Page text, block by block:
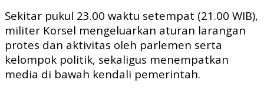
Sekitar pukul 23.00 waktu setempat (21.00 WIB),
militer Korsel mengeluarkan aturan larangan
protes dan aktivitas oleh parlemen serta
kelompok politik, sekaligus menempatkan
media di bawah kendali pemerintah.